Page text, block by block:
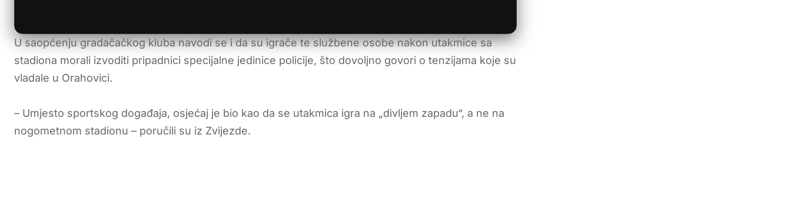
U saopćenju gradačačkog kluba navodi se i da su igrače te službene osobe nakon utakmice sa
stadiona morali izvoditi pripadnici specijalne jedinice policije, što dovoljno govori o tenzijama koje su
vladale u Orahovici.
– Umjesto sportskog događaja, osjećaj je bio kao da se utakmica igra na „divljem zapadu“, a ne na
nogometnom stadionu – poručili su iz Zvijezde.